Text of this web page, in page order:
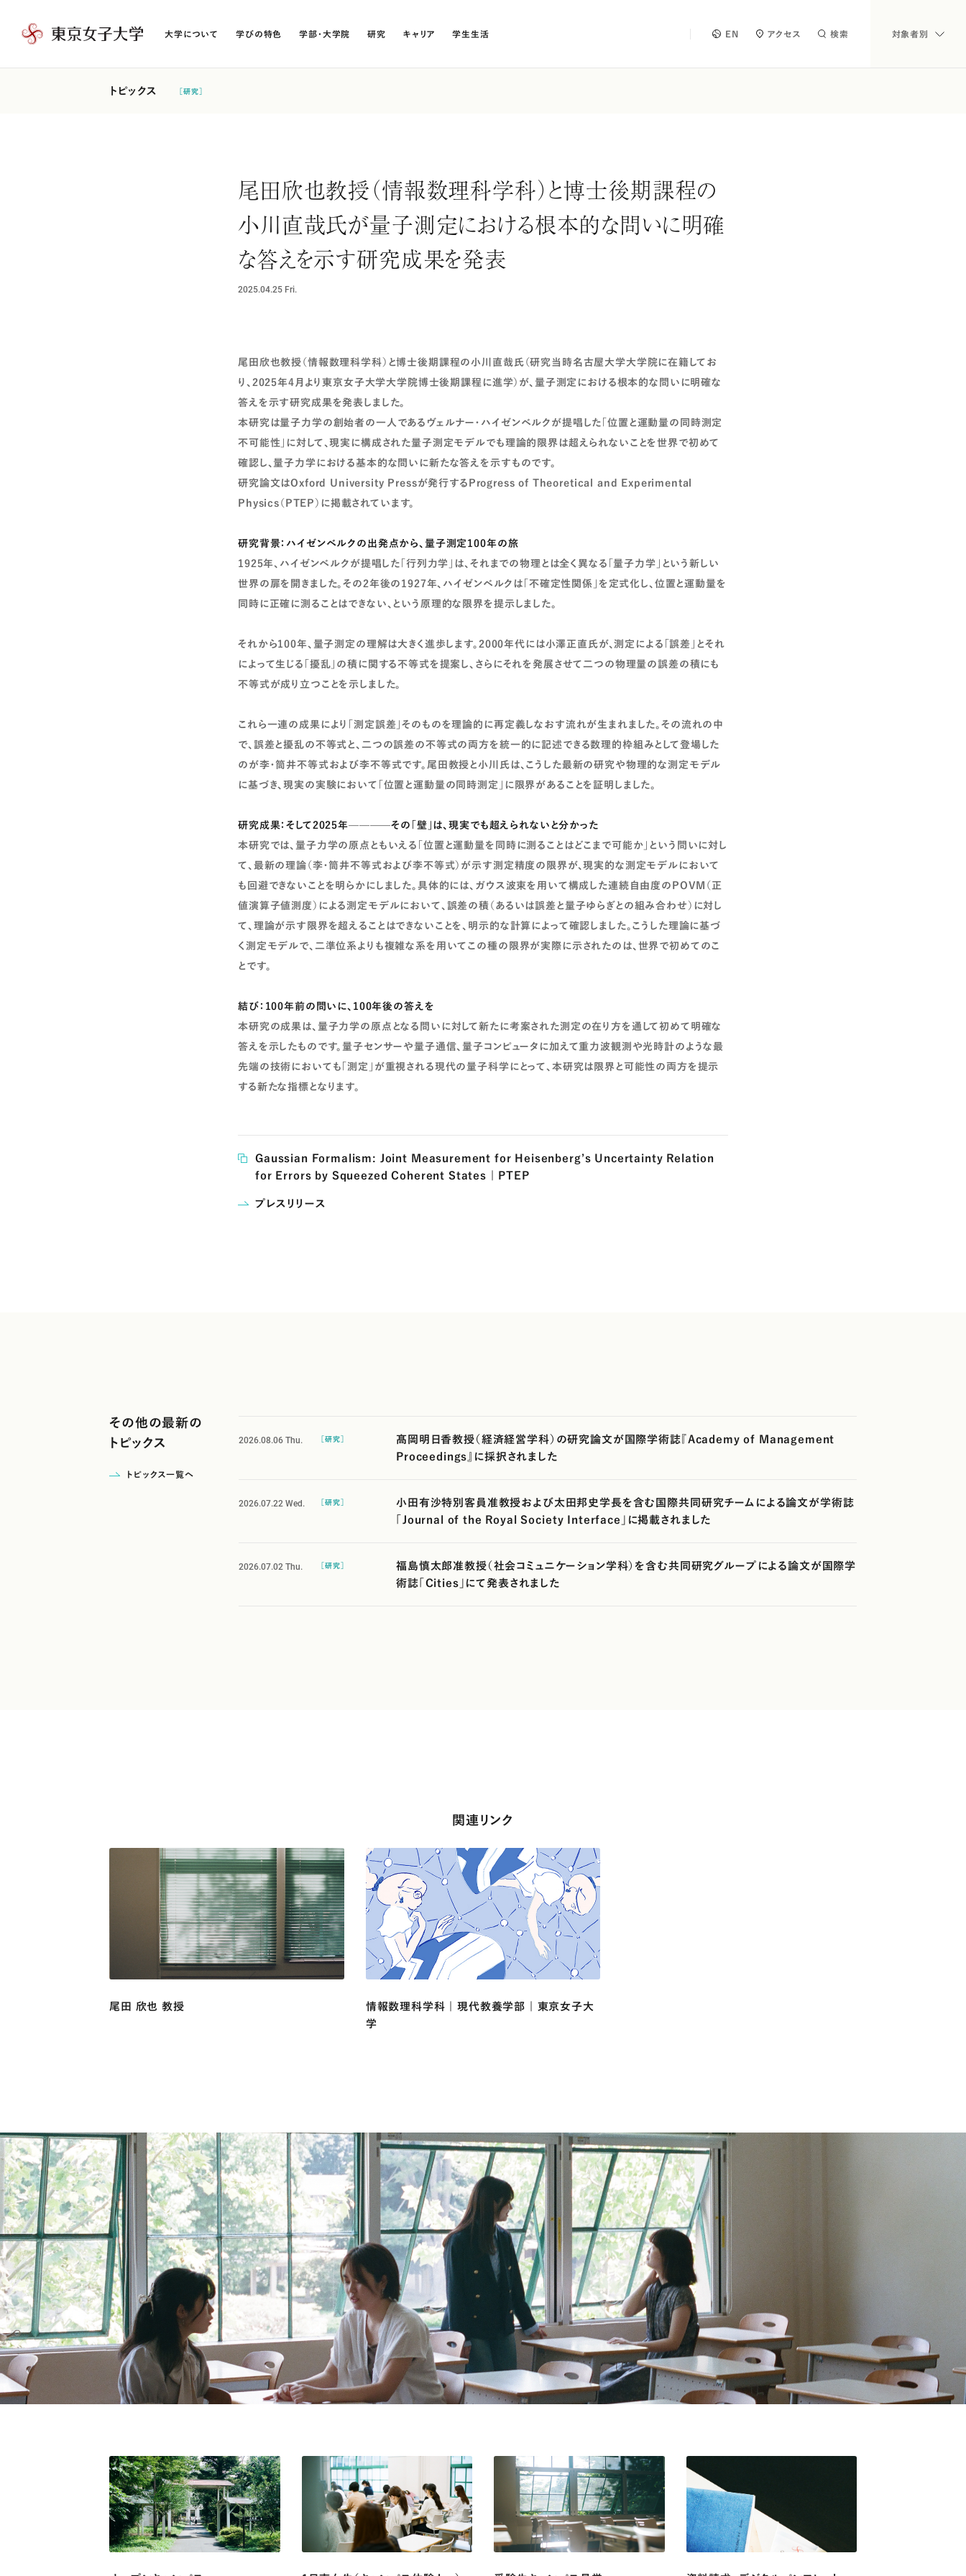
東
大学について 学びの特色 学部・大学院 研究 キャリア 学生生活 EN アクセス 検索 対象者別
トピックス ［研究］
尾田欣也教授（情報数理科学科）と博士後期課程の
小川直哉氏が量子測定における根本的な問いに明確
な答えを示す研究成果を発表
2025.04.25 Fri.
尾田欣也教授（情報数理科学科）と博士後期課程の小川直哉氏（研究当時名古屋大学大学院に在籍してお
り、2025年4月より東京女子大学大学院博士後期課程に進学）が、量子測定における根本的な問いに明確な
答えを示す研究成果を発表しました。
本研究は量子力学の創始者の一人であるヴェルナー・ハイゼンベルクが提唱した「位置と運動量の同時測定
不可能性」に対して、現実に構成された量子測定モデルでも理論的限界は超えられないことを世界で初めて
確認し、量子力学における基本的な問いに新たな答えを示すものです。
研究論文はOxford University Pressが発行するProgress of Theoretical and Experimental
Physics（PTEP）に掲載されています。
研究背景： ハイゼンベルクの出発点から、量子測定100年の旅
1925年、ハイゼンベルクが提唱した「行列力学」は、それまでの物理とは全く異なる「量子力学」という新しい
世界の扉を開きました。その2年後の1927年、ハイゼンベルクは「不確定性関係」を定式化し、位置と運動量を
同時に正確に測ることはできない、という原理的な限界を提示しました。
それから100年、量子測定の理解は大きく進歩します。2000年代には小澤正直氏が、測定による「誤差」とそれ
によって生じる「擾乱」の積に関する不等式を提案し、さらにそれを発展させて二つの物理量の誤差の積にも
不等式が成り立つことを示しました。
これら一連の成果により「測定誤差」そのものを理論的に再定義しなおす流れが生まれました。その流れの中
で、誤差と擾乱の不等式と、二つの誤差の不等式の両方を統一的に記述できる数理的枠組みとして登場した
のが李・筒井不等式および李不等式です。尾田教授と小川氏は、こうした最新の研究や物理的な測定モデル
に基づき、現実の実験において「位置と運動量の同時測定」に限界があることを証明しました。
研究成果：そして2025年————その「壁」は、現実でも超えられないと分かった
本研究では、量子力学の原点ともいえる「位置と運動量を同時に測ることはどこまで可能か」という問いに対し
て、最新の理論（李・筒井不等式および李不等式）が示す測定精度の限界が、現実的な測定モデルにおいて
も回避できないことを明らかにしました。具体的には、ガウス波束を用いて構成した連続自由度のPOVM（正
値演算子値測度）による測定モデルにおいて、誤差の積（あるいは誤差と量子ゆらぎとの組み合わせ）に対し
て、理論が示す限界を超えることはできないことを、明示的な計算によって確認しました。こうした理論に基づ
く測定モデルで、二準位系よりも複雑な系を用いてこの種の限界が実際に示されたのは、世界で初めてのこ
とです。
結び：100年前の問いに、100年後の答えを
本研究の成果は、量子力学の原点となる問いに対して新たに考案された測定の在り方を通して初めて明確な
答えを示したものです。量子センサーや量子通信、量子コンピュータに加えて重力波観測や光時計のような最
先端の技術においても「測定」が重視される現代の量子科学にとって、本研究は限界と可能性の両方を提示
する新たな指標となります。
Gaussian Formalism: Joint Measurement for Heisenberg’s Uncertainty Relation
for Errors by Squeezed Coherent States | PTEP
プレスリリース
その他の最新の
トピックス
トピックス一覧へ
2026.08.06Thu. ［研究］
髙岡明日香教授（経済経営学科）の研究論文が国際学術誌『Academy of Management
Proceedings』に採択されました
2026.07.22 Wed. ［研究］
小田有沙特別客員准教授および太田邦史学長を含む国際共同研究チームによる論文が学術誌
「Journal of the Royal Society Interface」に掲載されました
2026.07.02 Thu. ［研究］
福島慎太郎准教授（社会コミュニケーション学科）を含む共同研究グループによる論文が国際学
術誌「Cities」にて発表されました
関連リンク
尾田 欣也 教授
情報数理科学科 | 現代教養学部 | 東京女子大
学